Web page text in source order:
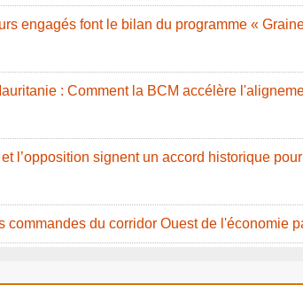
engagés font le bilan du programme «
: Comment la BCM accélère
l’opposition signent un accord historique
commandes du corridor Ouest de l'économie